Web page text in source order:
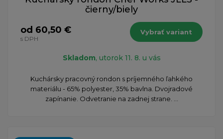
čierny/biely
od 60,50 €
s DPH
Vybrať variant
Skladom, utorok 11. 8. u vás
Kuchársky pracovný rondon s príjemného ľahkého
materiálu - 65% polyester, 35% bavlna. Dvojradové
zapínanie. Odvetranie na zadnej strane. ...